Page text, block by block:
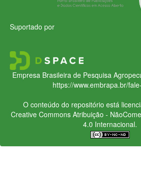
Suportado por
Empresa Brasileira de Pesquisa
https://www.embrapa.br/
O conteúdo do repositório está
Creative CommonsAtribuição -
4.0 Internacional.